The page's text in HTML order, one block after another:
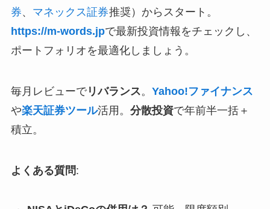
券、 マネックス証券推奨）からスタート。
https://m-words.jpで最新投資情報をチェックし、
ポートフォリオを最適化しましょう。
毎月レビューでリバランス。 Yahoo!ファイナンス
や楽天証券ツール活用。 分散投資で年前半一括＋
積立。
よくある質問: